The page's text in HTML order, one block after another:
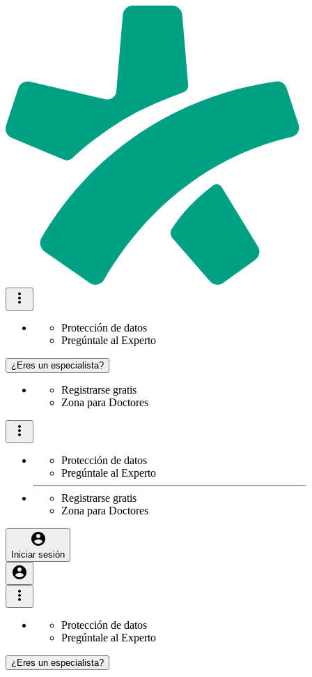
Protección de datos
Pregúntale al Experto
¿Eres un especialista?
Registrarse gratis
Zona para Doctores
Protección de datos
Pregúntale al Experto
Registrarse gratis
Zona para Doctores
Iniciar sesión
Protección de datos
Pregúntale al Experto
¿Eres un especialista?